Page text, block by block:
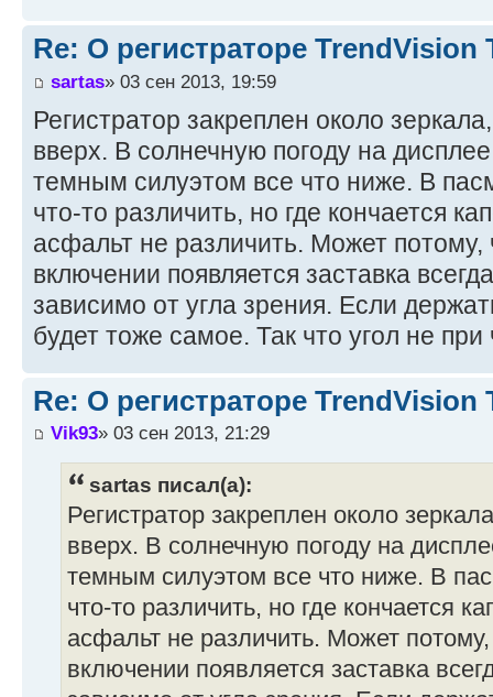
Re: О регистраторе TrendVision
sartas» 03 сен 2013, 19:59
Регистратор закреплен около
вверх. В солнечную погоду на
темным силуэтом все что ниже. В
что-то различить, но где кончается
асфальт не различить. Может
включении появляется заставка
зависимо от угла зрения. Если
будет тоже самое. Так что угол не при
Re: О регистраторе TrendVision
Vik93» 03 сен 2013, 21:29
sartas писал(а):
Регистратор закреплен около
вверх. В солнечную погоду на
темным силуэтом все что ниже. В
что-то различить, но где кончается
асфальт не различить. Может
включении появляется заставка